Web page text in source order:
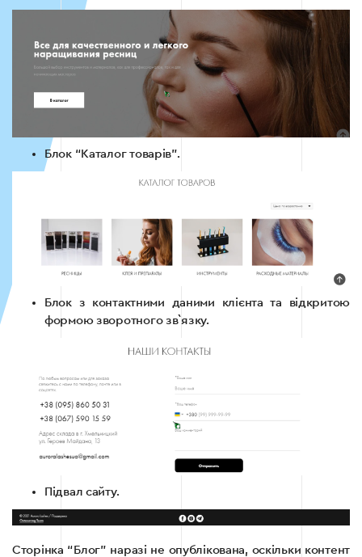
Блок “Каталог товарів”.
Блок з контактними даними клієнта та відкритою
формою зворотного зв`язку.
Підвал сайту.
Сторінка “Блог” наразі не опублікована, оскільки контент